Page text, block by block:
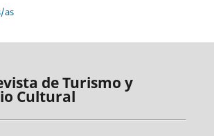
as
de Turismo y
Cultural